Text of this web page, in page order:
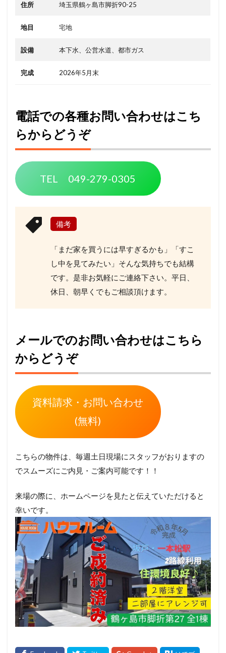
住所 埼玉県鶴ヶ島市脚折90-25
地目 宅地
設備 本下水、公営水道、都市ガス
完成 2026年5月末
電話での各種お問い合わせはこち
らからどうぞ
TEL 049-279-0305
備考
「まだ家を買うには早すぎるかも」「すこ
し中を見てみたい」そんな気持ちでも結構
です。是非お気軽にご連絡下さい。平日、
休日、朝早くでもご相談頂けます。
メールでのお問い合わせはこちら
からどうぞ
資料請求・お問い合わせ
(無料)
こちらの物件は、毎週土日現場にスタッフがおりますの
でスムーズにご内見・ご案内可能です！！
来場の際に、ホームページを見たと伝えていただけると
幸いです。